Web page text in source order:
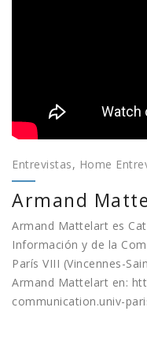
Entrevistas, Home
Armand
Armand Mattelart es
Información y de la
París VIII (Vincennes-
Armand Mattelart en:
communication.univ-